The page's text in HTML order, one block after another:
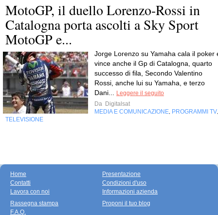
MotoGP, il duello Lorenzo-Rossi in
Catalogna porta ascolti a Sky Sport
MotoGP e...
Jorge Lorenzo su Yamaha cala il poker
vince anche il Gp di Catalogna, quarto
successo di fila, Secondo Valentino
Rossi, anche lui su Yamaha, e terzo
Dani...
Leggere il seguito
Da Digitalsat
MEDIA E COMUNICAZIONE PROGRAMMI TV
TELEVISIONE
Home
Contatti
Lavora con noi
Presentazione
Condizioni d'uso
Informazioni azienda
Rassegna stampa
F.A.Q.
Proponi il tuo blog